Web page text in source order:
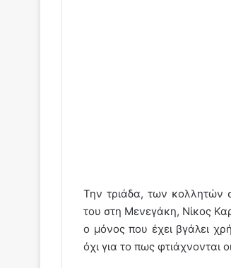
Την τριάδα, των κολλητών
του στη Μενεγάκη, Νίκος
ο μόνος που έχει βγάλει
όχι για το πως φτιάχνονται